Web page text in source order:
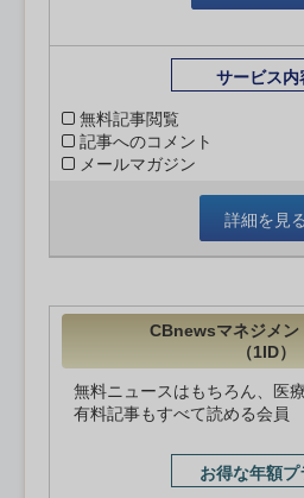
サービス内
無料記事閲覧
記事へのコメント
メールマガジン
詳細を見る
CBnewsマネジメン
（1ID）
無料ニュースはもちろん、医
有料記事もすべて読める会員
お得な年額プ